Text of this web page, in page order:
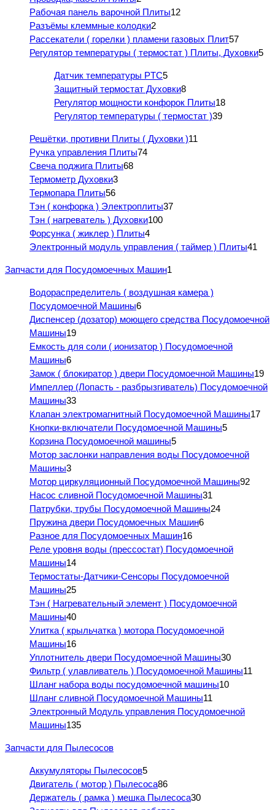
Рабочая панель варочной Плиты12
Разъёмы клеммные колодки2
Рассекатели ( горелки ) пламени газовых Плит57
Регулятор температуры ( термостат ) Плиты, Духовки5
Датчик температуры PTC5
Защитный термостат Духовки8
Регулятор мощности конфорок Плиты18
Регулятор температуры ( термостат )39
Решётки, противни Плиты ( Духовки )11
Ручка управления Плиты74
Свеча поджига Плиты68
Термометр Духовки3
Термопара Плиты56
Тэн ( конфорка ) Электроплиты37
Тэн ( нагреватель ) Духовки100
Форсунка ( жиклер ) Плиты4
Электронный модуль управления ( таймер ) Плиты41
Запчасти для Посудомоечных Машин1
Водораспределитель ( воздушная камера )
Посудомоечной Машины6
Диспенсер (дозатор) моющего средства Посудомоечной
Машины19
Емкость для соли ( ионизатор ) Посудомоечной
Машины6
Замок ( блокиратор ) двери Посудомоечной Машины19
Импеллер (Лопасть - разбрызгиватель) Посудомоечной
Машины33
Клапан электромагнитный Посудомоечной Машины17
Кнопки-включатели Посудомоечной Машины5
Корзина Посудомоечной машины5
Мотор заслонки направления воды Посудомоечной
Машины3
Мотор циркуляционный Посудомоечной Машины92
Насос сливной Посудомоечной Машины31
Патрубки, трубы Посудомоечной Машины24
Пружина двери Посудомоечных Машин6
Разное для Посудомоечных Машин16
Реле уровня воды (прессостат) Посудомоечной
Машины14
Термостаты-Датчики-Сенсоры Посудомоечной
Машины25
Тэн ( Нагревательный элемент ) Посудомоечной
Машины40
Улитка ( крыльчатка ) мотора Посудомоечной
Машины16
Уплотнитель двери Посудомоечной Машины30
Фильтр ( улавливатель ) Посудомоечной Машины11
Шланг набора воды посудомоечной машины10
Шланг сливной Посудомоечной Машины11
Электронный Модуль управления Посудомоечной
Машины135
Запчасти для Пылесосов
Аккумуляторы Пылесосов5
Двигатель ( мотор ) Пылесоса86
Держатель ( рамка ) мешка Пылесоса30